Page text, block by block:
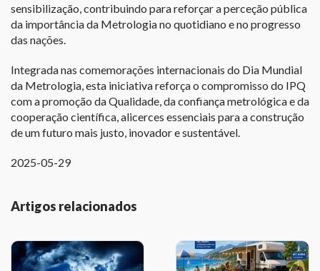
sensibilização, contribuindo para reforçar a perceção pública
da importância da Metrologia no quotidiano e no progresso
das nações.
Integrada nas comemorações internacionais do Dia Mundial
da Metrologia, esta iniciativa reforça o compromisso do IPQ
com a promoção da Qualidade, da confiança metrológica e da
cooperação científica, alicerces essenciais para a construção
de um futuro mais justo, inovador e sustentável.
2025-05-29
Artigos relacionados